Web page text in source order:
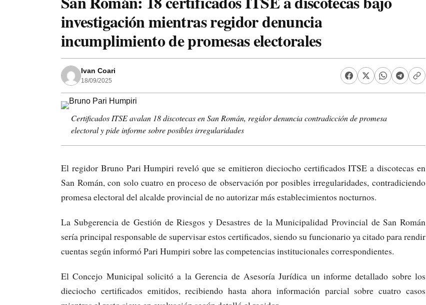
investigación mientras regidor denuncia
incumplimiento de promesas electorales
Ivan Coari
18/09/2025
Certificados ITSE avalan 18 discotecas en San Román, regidor denuncia contradicción de promesa
electoral y pide informe sobre posibles irregularidades
El regidor Bruno Pari Humpiri reveló que se emitieron dieciocho certificados ITSE a discotecas en
San Román, con solo cuatro en proceso de observación por posibles irregularidades, contradiciendo
promesa electoral del alcalde provincial de no autorizar más establecimientos nocturnos.
La Subgerencia de Gestión de Riesgos y Desastres de la Municipalidad Provincial de San Román
sería principal responsable de supervisar estos certificados, siendo su funcionario ya citado para rendir
cuentas según informó Pari Humpiri sobre las competencias institucionales correspondientes.
El Concejo Municipal solicitó a la Gerencia de Asesoría Jurídica un informe detallado sobre los
dieciocho certificados emitidos, recibiendo hasta ahora información parcial sobre cuatro casos